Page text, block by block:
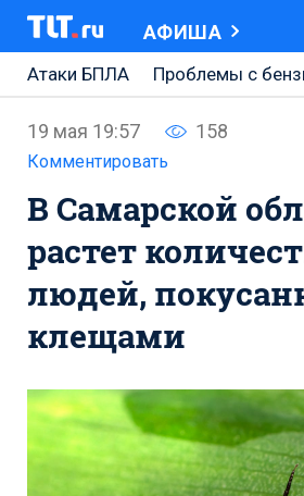
АФИША
Атаки БПЛА
Проблемы с
Ремонт Центральной площади
Ремонт Обводного шоссе
Набережная Тольятти
Неделя Тольятти
19 мая 19:57 158
Комментировать
В Самарской
растет
людей,
клещами